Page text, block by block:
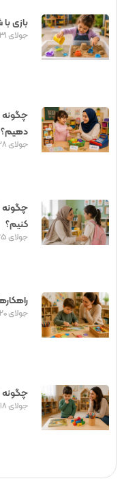
بازی
جولای 31, 2026
چگونه
دهیم؟
جولای 28, 2026
چگونه
کنیم؟
جولای 25, 2026
جولای 20, 2026
چگونه
جولای 18, 2026